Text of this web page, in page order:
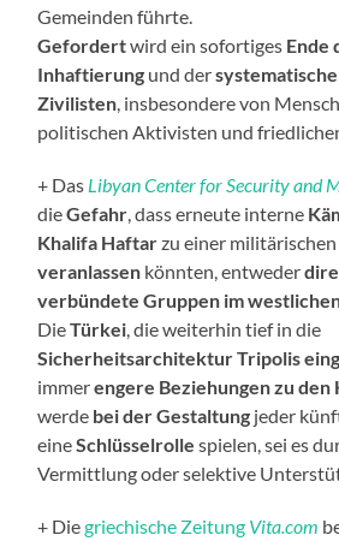
Gemeinden führte.
Gefordertwird ein sofortiges Ende
Inhaftierung und der
Zivilisten , insbesondere von
politischen Aktivisten und
+ Das Libyan Center for Security and
dieGefahr , dass erneute interne
Khalifa Haftarzu einer militärischen
veranlassen könnten, entweder
verbündete Gruppen im
DieTürkei , die weiterhin tief in die
Sicherheitsarchitektur Tripolis
immerengere Beziehungen zu den
werde bei der Gestaltung jeder
eineSchlüsselrolle spielen, sei es
Vermittlung oder selektive
+ Diegriechische Zeitung Vita.com